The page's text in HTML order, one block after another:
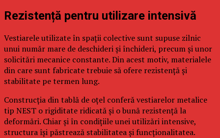
Rezistență pentru utilizare intensivă
Vestiarele utilizate în spații colective sunt supuse zilnic
unui număr mare de deschideri și închideri, precum și unor
solicitări mecanice constante. Din acest motiv, materialele
din care sunt fabricate trebuie să ofere rezistență și
stabilitate pe termen lung.
Construcția din tablă de oțel conferă vestiarelor metalice
tip NEST o rigiditate ridicată și o bună rezistență la
deformări. Chiar și în condițiile unei utilizări intensive,
structura își păstrează stabilitatea și funcționalitatea.